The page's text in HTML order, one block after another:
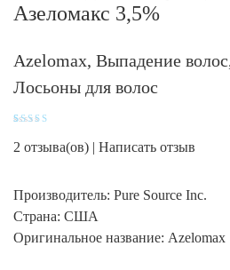
Азеломакс 3,5%
Azelomax, Выпадение волос
Лосьоны для волос
из 5 на основе
опроса
2 отзыва(ов) | Написать отзыв
Производитель: Pure Source Inc.
Страна: США
Оригинальное название: Azelomax